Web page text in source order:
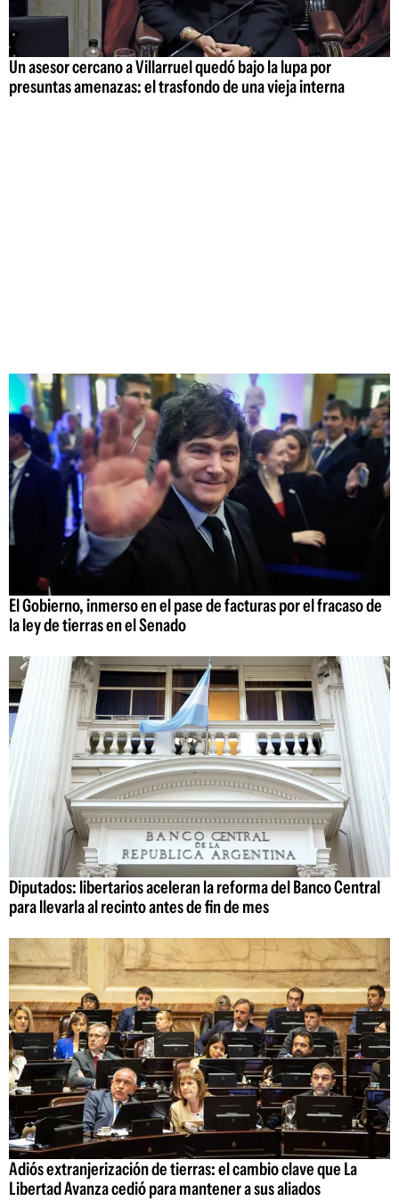
Un asesor cercano a Villarruel quedó bajo la lupa por
presuntas amenazas: el trasfondo de una vieja interna
El Gobierno, inmerso en el pase de facturas por el fracaso de
la ley de tierras en el Senado
Diputados: libertarios aceleran la reforma del Banco Central
para llevarla al recinto antes de fin de mes
Adiós extranjerización de tierras: el cambio clave que La
Libertad Avanza cedió para mantener a sus aliados